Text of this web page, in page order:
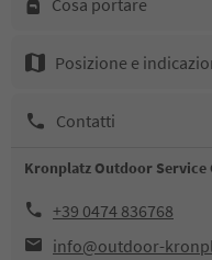
Posizione e
Contatti
Kronplatz Outdoor Service
+39 0474 836768
info@outdoor-